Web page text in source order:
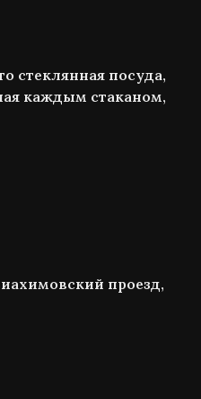
стеклянная посуда,
каждым стаканом,
проезд,